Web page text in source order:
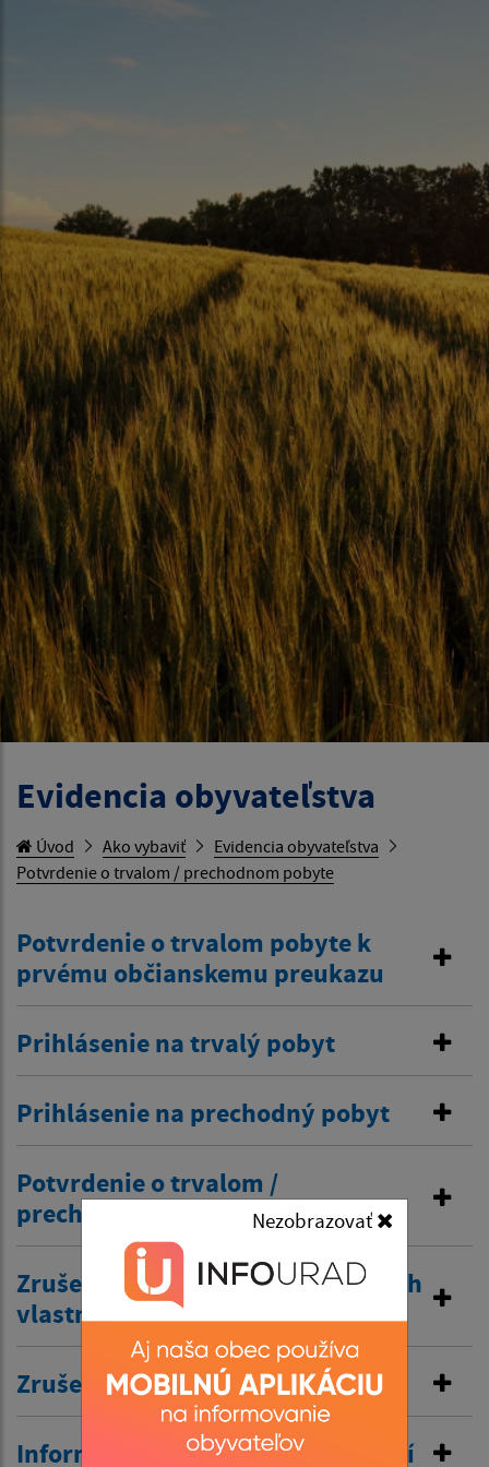
Nezobrazovať
Evidencia obyvateľstva
Úvod Ako vybaviť
Evidencia obyvateľstva
Potvrdenie o trvalom / prechodnom pobyte
Potvrdenie o trvalom pobyte k
prvému občianskemu preukazu
Prihlásenie na trvalý pobyt
Prihlásenie na prechodný pobyt
Potvrdenie o trvalom /
prechodnom pobyte
Zrušenie trvalého pobytu na návrh
vlastníka budovy
Zrušenie prechodného pobytu
Informovanie o pobyte v zahraničí